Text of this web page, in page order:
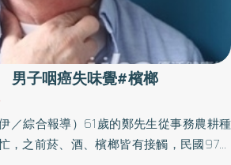
檳榔子中含檳榔鹼，屬於一級致癌物；荖
致肝癌及口腔癌；荖葉中含農藥殘留風
腔內酸鹼值使細胞突變加速。但值得慶幸
古丁般的成癮物質，只要有心絕對可以戒
助口腔癌篩檢，凡是30歲以上嚼檳榔（含
～29歲嚼檳榔原住民，皆可享有2年一次的
且非侵入性的口腔黏膜健康檢查，即可早
免問題越來越嚴重。
男子咽癌失味覺#檳榔
／綜合報導）61歲的鄭先生從事務農耕種
，之前菸、酒、檳榔皆有接觸，民國97年